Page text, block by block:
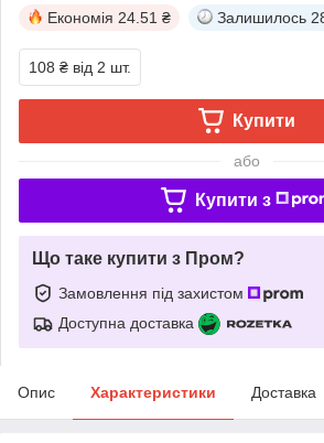
Економія 24.51 ₴ Залишилось
108 ₴ від 2 шт.
Купити
або
Купити з
Що таке купити з Пром?
Замовлення під захистом
Доступна доставка
Опис Характеристики Доставка